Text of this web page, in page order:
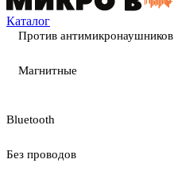
Каталог
Против антимикронаушников
Магнитные
Bluetooth
Без проводов